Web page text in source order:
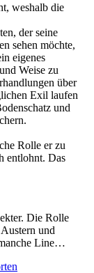
weshalb die
der seine
sehen möchte,
eigenes
Weise zu
über
Exil laufen
und
Rolle er zu
entlohnt. Das
Die Rolle
und
Line…